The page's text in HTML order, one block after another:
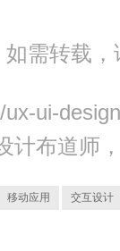
需转载
ui-
计布道师
移动应用 交互设计